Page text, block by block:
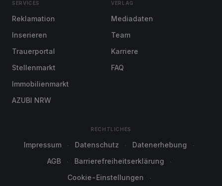
SERVICES
Reklamation
Inserieren
Trauerportal
Stellenmarkt
Immobilienmarkt
AZUBI NRW
VERLAG
Mediadaten
Team
Karriere
FAQ
RECHTLICHES
Impressum Datenschutz
Datenerhebung
AGB
Barrierefreiheitserklärung
Cookie-Einstellungen